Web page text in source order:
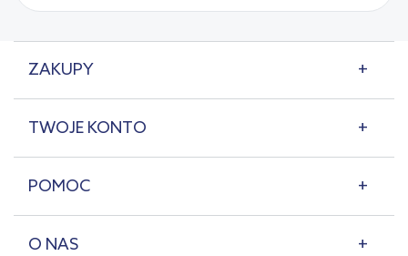
ZAKUPY
TWOJE KONTO
POMOC
O NAS